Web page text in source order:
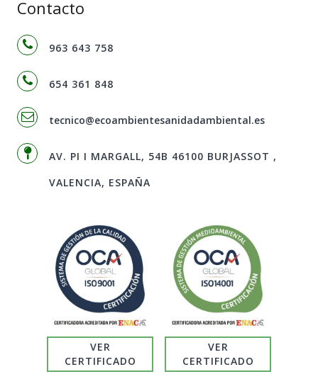
Contacto
963 643 758
654 361 848
tecnico@ecoambientesanidadambiental.es
AV. PI I MARGALL, 54B 46100 BURJASSOT ,
VALENCIA, ESPAÑA
VER
CERTIFICADO
VER
CERTIFICADO